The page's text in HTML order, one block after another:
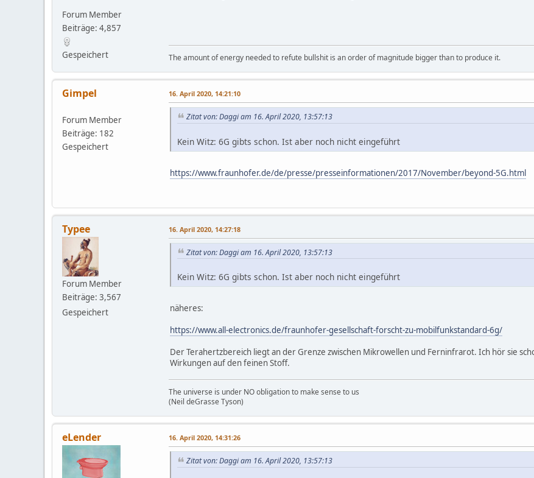
Forum Member
Beiträge: 4,857
Gespeichert The amount of energy needed to refute bullshit is an order of magnitude bigger than to produce it.
Gimpel
Forum Member
Beiträge: 182
Gespeichert
16. April 2020, 14:21:10
Zitat von: Daggi am 16. April 2020, 13:57:13
Kein Witz: 6G gibts schon. Ist aber noch nicht eingeführt
https://www.fraunhofer.de/de/presse/presseinformationen/2017/November/beyond-5G.html
Typee
Forum Member
Beiträge: 3,567
Gespeichert
16. April 2020, 14:27:18
Zitat von: Daggi am 16. April 2020, 13:57:13
Kein Witz: 6G gibts schon. Ist aber noch nicht eingeführt
näheres:
https://www.all-electronics.de/fraunhofer-gesellschaft-forscht-zu-mobilfunkstandard-6g/
Der Terahertzbereich liegt an der Grenze zwischen Mikrowellen und Ferninfrarot. Ich hör sie
Wirkungen auf den feinen Stoff.
The universe is under NO obligation to make sense to us
(Neil deGrasse Tyson)
eLender 16. April 2020, 14:31:26
Zitat von: Daggi am 16. April 2020, 13:57:13